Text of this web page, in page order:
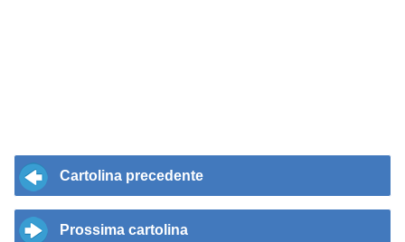
Cartolina precedente
Prossima cartolina